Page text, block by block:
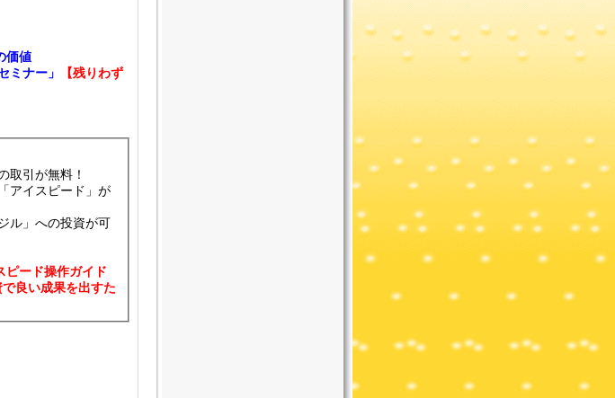
価値
ミナー」
【残りわず
取引が無料！
アイスピード」が
ル」への投資が可
ピード操作ガイド
良い成果を出すた